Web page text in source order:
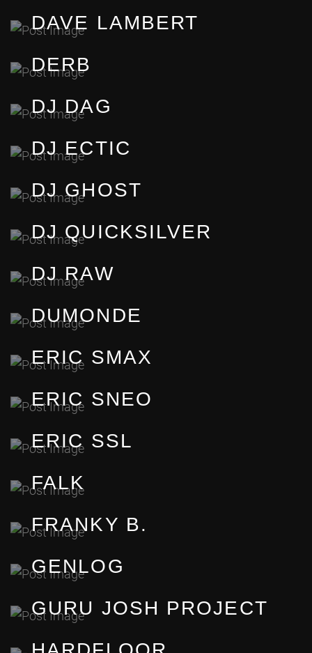
DAVE LAMBERT
DERB
DJ DAG
DJ ECTIC
DJ GHOST
DJ QUICKSILVER
DJ RAW
DUMONDE
ERIC SMAX
ERIC SNEO
ERIC SSL
FALK
FRANKY B.
GENLOG
GURU JOSH PROJECT